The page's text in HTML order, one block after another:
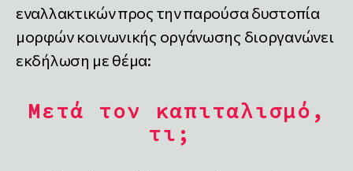
εναλλακτικών προς την παρούσα δυστοπία
μορφών κοινωνικής οργάνωσης διοργανώνει
εκδήλωση με θέμα:
Μετά τον καπιταλισμό,
τι;